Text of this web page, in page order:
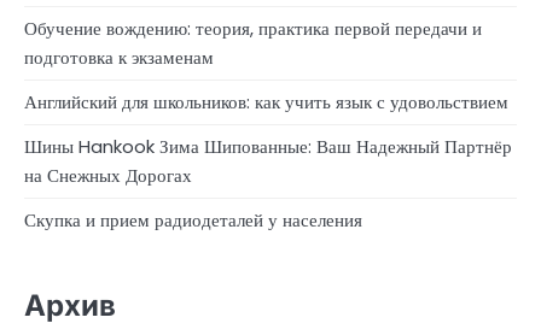
Обучение вождению: теория, практика первой передачи и
подготовка к экзаменам
Английский для школьников: как учить язык с удовольствием
Шины Hankook Зима Шипованные: Ваш Надежный Партнёр
на Снежных Дорогах
Скупка и прием радиодеталей у населения
Архив